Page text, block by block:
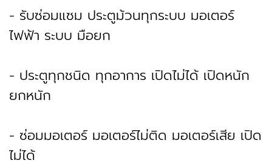
- รับซ่อมแซม ประตูม้วนทุกระบบ มอเตอร์
ไฟฟ้า ระบบ มือยก
- ประตูทุกชนิด ทุกอาการ เปิดไม่ได้ เปิดหนัก
ยกหนัก
- ซ่อมมอเตอร์ มอเตอร์ไม่ติด มอเตอร์เสีย เปิด
ไม่ได้